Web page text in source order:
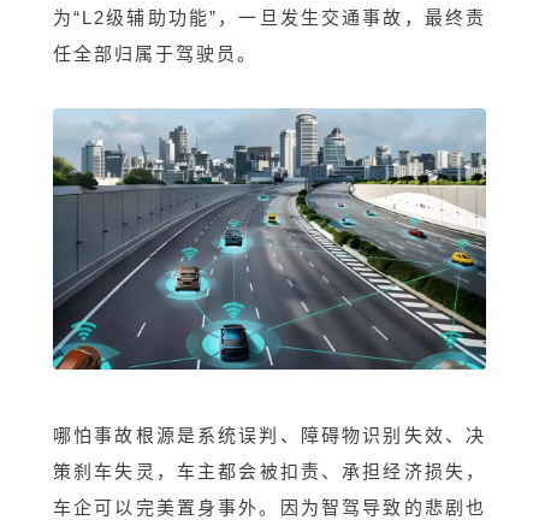
为“L2级辅助功能”，一旦发生交通事故，最终责
任全部归属于驾驶员。
哪怕事故根源是系统误判、障碍物识别失效、决
策刹车失灵，车主都会被扣责、承担经济损失，
车企可以完美置身事外。因为智驾导致的悲剧也